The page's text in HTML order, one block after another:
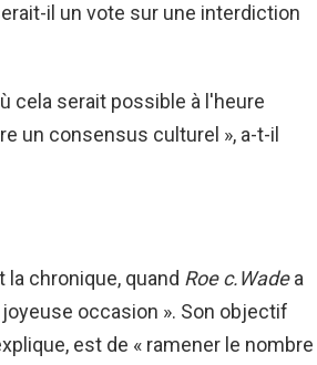
il un vote sur une interdiction
cela serait possible à l'heure
un consensus culturel », a-t-il
la chronique, quand Roe c.Wadea
occasion ». Son objectif
est de « ramener le nombre